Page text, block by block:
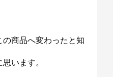
商品へ変わったと知
います。